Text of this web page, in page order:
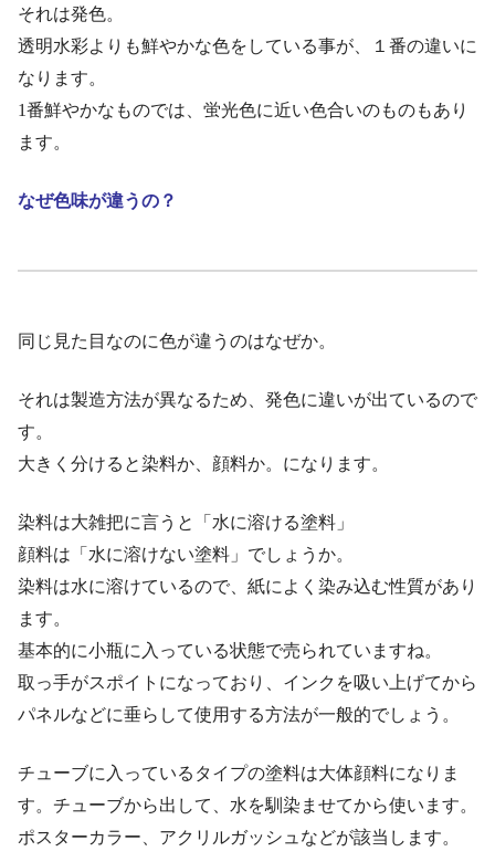
それは発色。
透明水彩よりも鮮やかな色をしている事が、１番の違いに
なります。
1番鮮やかなものでは、蛍光色に近い色合いのものもあり
ます。
なぜ色味が違うの？
同じ見た目なのに色が違うのはなぜか。
それは製造方法が異なるため、発色に違いが出ているので
す。
大きく分けると染料か、顔料か。になります。
染料は大雑把に言うと「水に溶ける塗料」
顔料は「水に溶けない塗料」でしょうか。
染料は水に溶けているので、紙によく染み込む性質があり
ます。
基本的に小瓶に入っている状態で売られていますね。
取っ手がスポイトになっており、インクを吸い上げてから
パネルなどに垂らして使用する方法が一般的でしょう。
チューブに入っているタイプの塗料は大体顔料になりま
す。チューブから出して、水を馴染ませてから使います。
ポスターカラー、アクリルガッシュなどが該当します。